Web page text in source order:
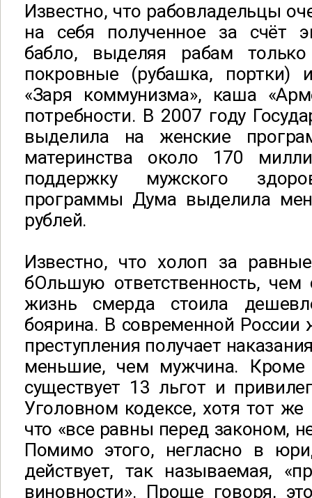
Известно, что рабовладельцы
на себя полученное за счёт
бабло, выделяя рабам
покровные (рубашка, портки)
«Заря коммунизма», каша
потребности. В 2007 году
выделила на женские
материнства около 170
поддержку мужского
программы Дума выделила
рублей.
Известно, что холоп за
бОльшую ответственность,
жизнь смерда стоила
боярина. В современной
преступления получает
меньшие, чем мужчина.
существует 13 льгот и
Уголовном кодексе, хотя тот же
что «все равны перед законом,
Помимо этого, негласно в
действует, так называемая,
виновности». Проще говоря,